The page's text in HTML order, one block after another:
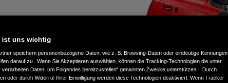
ist uns wichtig
speichern personenbezogene Daten, wie z. B. Browsing-Daten oder eindeutige Kennungen,
darauf zu . Wenn Sie Akzeptieren auswählen, können die Tracking-Technologien die unter
verarbeiten Daten, um Folgendes bereitzustellen“ genannten Zwecke unterstützen. . Durch
oder durch Widerruf Ihrer Einwilligung werden diese Technologien deaktiviert. Wenn Tracker